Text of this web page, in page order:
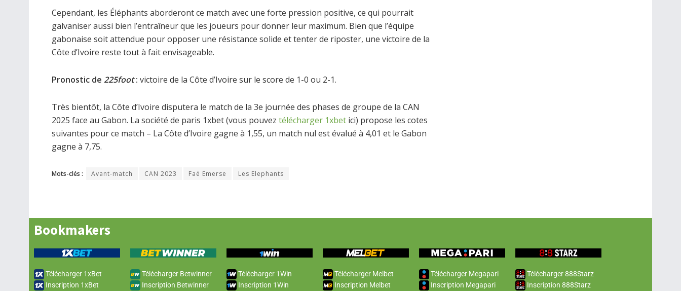
Cependant, les Éléphants aborderont ce match avec une forte pression positive, ce qui pourrait
galvaniser aussi bien l’entraîneur que les joueurs pour donner leur maximum. Bien que l’équipe
gabonaise soit attendue pour opposer une résistance solide et tenter de riposter, une victoire de la
Côte d’Ivoire reste tout à fait envisageable.
Pronostic de 225foot: victoire de la Côte d’Ivoire sur le score de 1-0 ou 2-1.
Très bientôt, la Côte d’Ivoire disputera le match de la 3e journée des phases de groupe de la CAN
2025 face au Gabon. La société de paris 1xbet (vous pouvez télécharger 1xbet ici) propose les cotes
suivantes pour ce match – La Côte d’Ivoire gagne à 1,55, un match nul est évalué à 4,01 et le Gabon
gagne à 7,75.
Mots-clés : Avant-match CAN 2023 Faé Emerse Les Elephants
Bookmakers
Télécharger 1xBet
Inscription 1xBet
Télécharger Betwinner
Inscription Betwinner
Télécharger 1Win
Inscription 1Win
Télécharger Melbet
Inscription Melbet
Télécharger Megapari
Inscription Megapari
Télécharger 888Starz
Inscription 888Starz